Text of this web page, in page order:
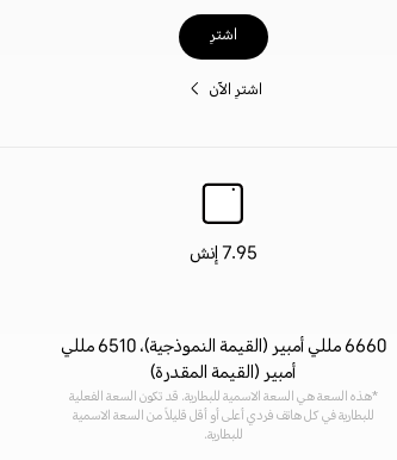
اشترِ
اشترِ الآن
7.95 إنش
6660 مللي أمبير (القيمة النموذجية)، 6510 مللي
أمبير (القيمة المقدرة)
*هذه السعة هي السعة الاسمية للبطارية. قد تكون السعة الفعلية
للبطارية في كل هاتف فردي أعلى أو أقل قليلاً من السعة الاسمية
للبطارية.